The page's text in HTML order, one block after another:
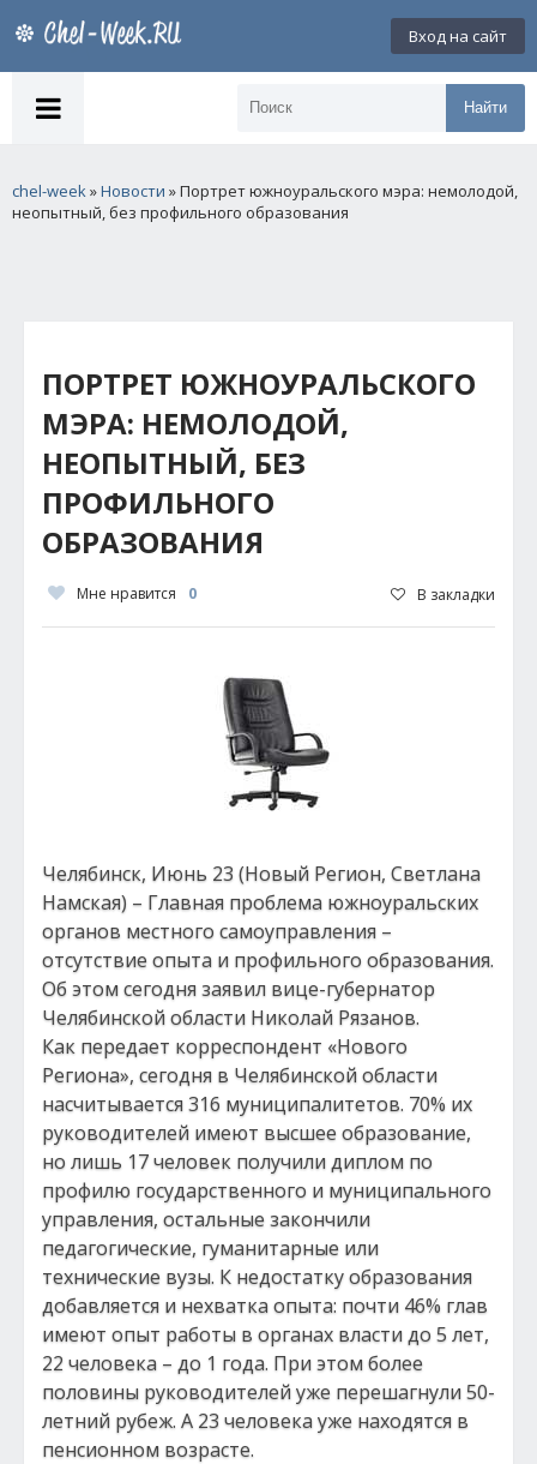
Вход на сайт
Найти
chel-week»Новости » Портрет южноуральского мэра: немолодой,
неопытный, без профильного образования
ПОРТРЕТ ЮЖНОУРАЛЬСКОГО
МЭРА: НЕМОЛОДОЙ,
НЕОПЫТНЫЙ, БЕЗ
ПРОФИЛЬНОГО
ОБРАЗОВАНИЯ
Мне нравится 0 В закладки
Челябинск, Июнь 23 (Новый Регион, Светлана
Намская) – Главная проблема южноуральских
органов местного самоуправления –
отсутствие опыта и профильного образования.
Об этом сегодня заявил вице-губернатор
Челябинской области Николай Рязанов.
Как передает корреспондент «Нового
Региона», сегодня в Челябинской области
насчитывается 316 муниципалитетов. 70% их
руководителей имеют высшее образование,
но лишь 17 человек получили диплом по
профилю государственного и муниципального
управления, остальные закончили
педагогические, гуманитарные или
технические вузы. К недостатку образования
добавляется и нехватка опыта: почти 46% глав
имеют опыт работы в органах власти до 5 лет,
22 человека – до 1 года. При этом более
половины руководителей уже перешагнули 50-
летний рубеж. А 23 человека уже находятся в
пенсионном возрасте.